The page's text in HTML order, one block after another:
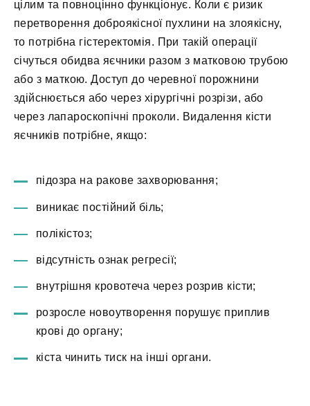
цілим та повноцінно функціонує. Коли є ризик
перетворення доброякісної пухлини на злоякісну,
то потрібна гістеректомія. При такій операції
січуться обидва яєчники разом з матковою трубою
або з маткою. Доступ до черевної порожнини
здійснюється або через хірургічні розрізи, або
через лапароскопічні проколи. Видалення кісти
яєчників потрібне, якщо:
підозра на ракове захворювання;
виникає постійний біль;
полікістоз;
відсутність ознак регресії;
внутрішня кровотеча через розрив кісти;
розросле новоутворення порушує приплив
крові до органу;
кіста чинить тиск на інші органи.